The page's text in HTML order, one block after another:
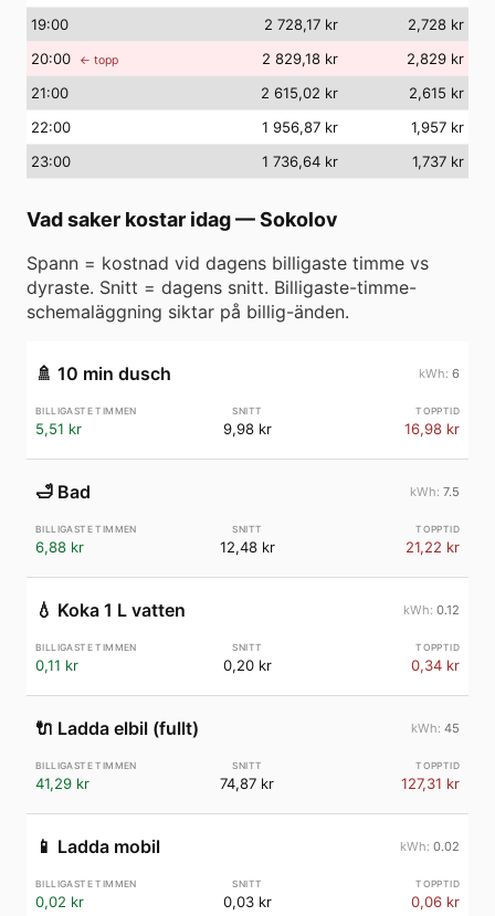
19:00 2 728,17 kr
2,728 kr
20:00 ← topp 2 829,18 kr
2,829 kr
21:00 2 615,02 kr
2,615 kr
22:00 1 956,87 kr
1,957 kr
23:00 1 736,64 kr 1,737 kr
Vad saker kostar idag—Sokolov
Spann = kostnad vid dagens billigaste timme vs
dyraste. Snitt = dagens snitt. Billigaste-timme-
schemaläggning siktar på billig-änden.
🚿 10 min dusch 6
5,51 kr 9,98 kr 16,98 kr
🛁 Bad 7.5
6,88 kr 12,48 kr 21,22 kr
💧 Koka 1 L vatten 0.12
0,11 kr 0,20 kr 0,34 kr
🔌 Ladda elbil (fullt) 45
41,29 kr 74,87 kr 127,31 kr
📱 Ladda mobil 0.02
0,02 kr 0,03 kr 0,06 kr